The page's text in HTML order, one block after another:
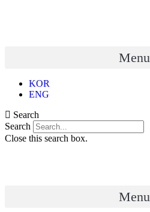
Menu
KOR
ENG
Search
Search
Close this search box.
Menu